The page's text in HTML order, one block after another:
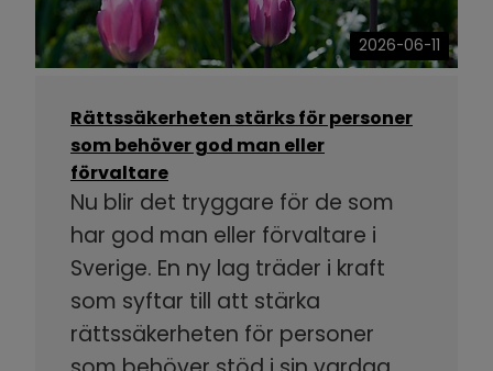
2026-06-11
Rättssäkerheten stärks för personer
som behöver god man eller
förvaltare
Nu blir det tryggare för de som
har god man eller förvaltare i
Sverige. En ny lag träder i kraft
som syftar till att stärka
rättssäkerheten för personer